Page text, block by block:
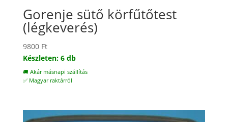
Gorenje sütő körfűtőtest
(légkeverés)
9800 Ft
Készleten: 6 db
🚚 Akár másnapi szállítás
✅ Magyar raktárról